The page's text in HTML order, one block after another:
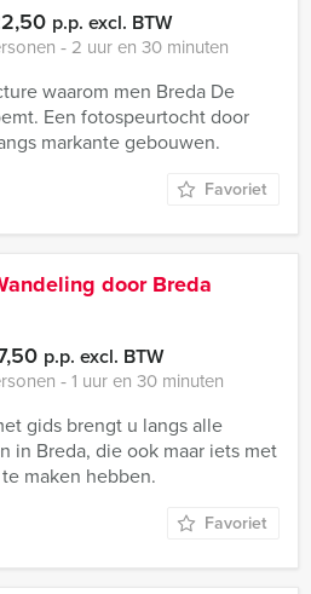
p.p. excl. BTW
‐ 2 uur en 30 minuten
waarom men Breda De
Een fotospeurtocht door
markante gebouwen.
Favoriet
door Breda
p.p. excl. BTW
‐ 1 uur en 30 minuten
gids brengt u langs alle
in Breda, die ook maar iets met
maken hebben.
Favoriet